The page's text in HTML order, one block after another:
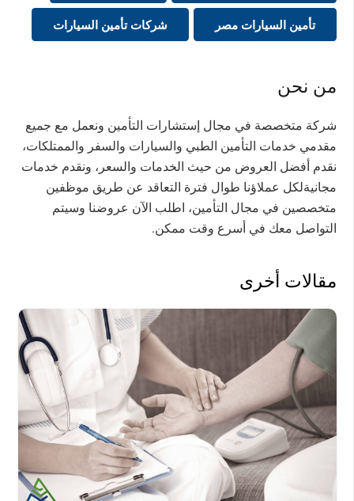
تأمين السيارات مصر شركات تأمين السيارات
من نحن
شركة متخصصة في مجال إستشارات التأمين ونعمل مع جميع
مقدمي خدمات التأمين الطبي والسيارات والسفر والممتلكات،
نقدم أفضل العروض من حيث الخدمات والسعر، ونقدم خدمات
مجانيةلكل عملاؤنا طوال فترة التعاقد عن طريق موظفين
متخصصين في مجال التأمين، اطلب الآن عروضنا وسيتم
التواصل معك في أسرع وقت ممكن.
مقالات أخرى